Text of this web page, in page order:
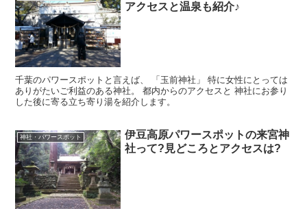
アクセスと温泉も紹介♪
千葉のパワースポットと言えば、 「玉前神社」 特に女性にとっては
ありがたいご利益のある神社。 都内からのアクセスと 神社にお参り
した後に寄る立ち寄り湯を紹介します。
神社・パワースポット
伊豆高原パワースポットの来宮神
社って?見どころとアクセスは?